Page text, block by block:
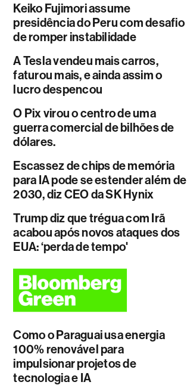
Keiko Fujimori assume
presidência do Peru com desafio
de romper instabilidade
A Tesla vendeu mais carros,
faturou mais, e ainda assim o
lucro despencou
O Pix virou o centro de uma
guerra comercial de bilhões de
dólares.
Escassez de chips de memória
para IA pode se estender além de
2030, diz CEO da SK Hynix
Trump diz que trégua com Irã
acabou após novos ataques dos
EUA: ‘perda de tempo'
Como o Paraguai usa energia
100% renovável para
impulsionar projetos de
tecnologia e IA